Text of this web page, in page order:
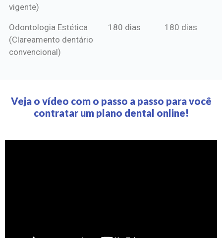
vigente)
Odontologia Estética
(Clareamento dentário
convencional)
180 dias 180 dias
Veja o vídeo com o passo a passo para você
contratar um plano dental online!